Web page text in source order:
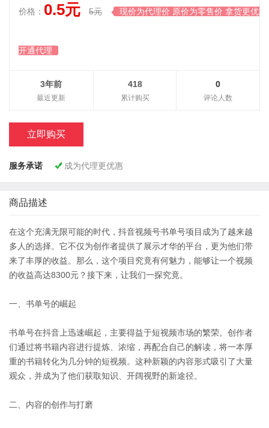
价格： 0.5元 5元  现价为代理价 原价为零售价 拿货更优惠
开通代理
0
评论人数
418
累计购买
3年前
最近更新
立即购买
服务承诺  成为代理更优惠
商品描述
在这个充满无限可能的时代，抖音视频号书单号项目成为了越来越
多人的选择。它不仅为创作者提供了展示才华的平台，更为他们带
来了丰厚的收益。那么，这个项目究竟有何魅力，能够让一个视频
的收益高达8300元？接下来，让我们一探究竟。
一、书单号的崛起
书单号在抖音上迅速崛起，主要得益于短视频市场的繁荣。创作者
们通过将书籍内容进行提炼、浓缩，再配合自己的解读，将一本厚
重的书籍转化为几分钟的短视频。这种新颖的内容形式吸引了大量
观众，并成为了他们获取知识、开阔视野的新途径。
二、内容的创作与打磨